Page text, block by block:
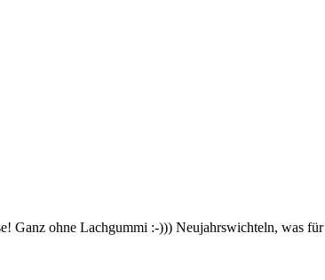
Ganz ohne Lachgummi :-))) Neujahrswichteln, was